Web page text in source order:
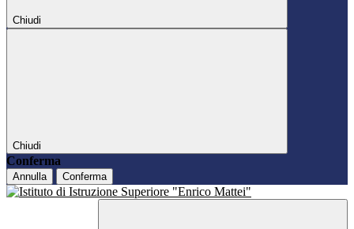
Chiudi
Chiudi
Conferma
Annulla Conferma